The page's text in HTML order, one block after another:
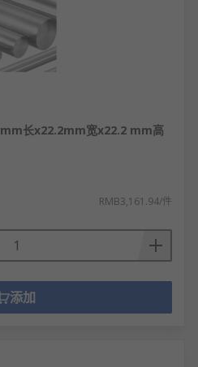
mm长x22.2mm宽x22.2 mm高
RMB3,161.94/件
添加